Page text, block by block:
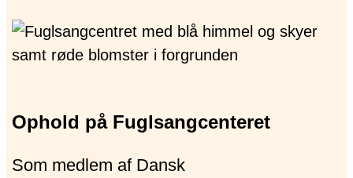
Ophold på Fuglsangcenteret
Som medlem af Dansk